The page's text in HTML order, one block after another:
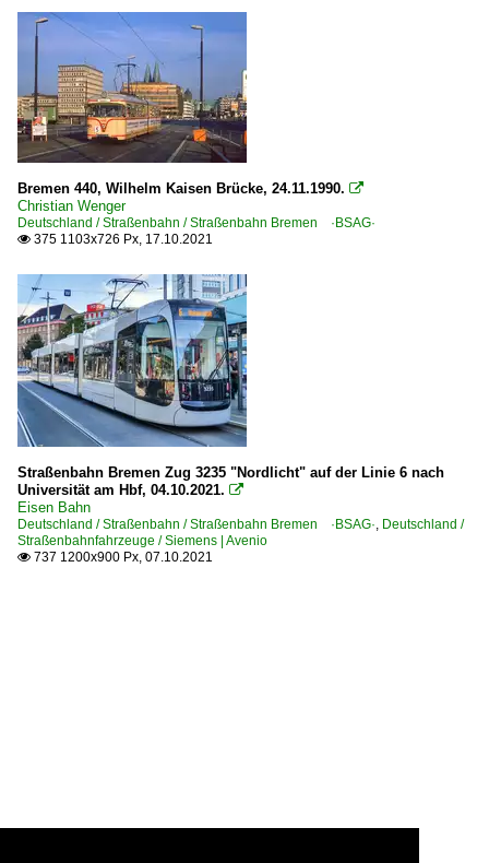
Bremen 440, Wilhelm Kaisen Brücke, 24.11.1990. 
Christian Wenger
Deutschland / Straßenbahn / Straßenbahn Bremen ·BSAG·
 375 1103x726 Px, 17.10.2021
Straßenbahn Bremen Zug 3235 "Nordlicht" auf der Linie 6 nach
Universität am Hbf, 04.10.2021. 
Eisen Bahn
Deutschland / Straßenbahn / Straßenbahn Bremen ·BSAG·, Deutschland /
Straßenbahnfahrzeuge / Siemens | Avenio
 737 1200x900 Px, 07.10.2021